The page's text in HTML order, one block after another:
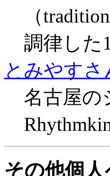
（
調律した
とみやすさ
名古屋の
その他個